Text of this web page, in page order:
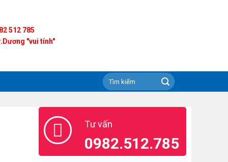
512 785
"vui tính"
Tư vấn
0982.512.785